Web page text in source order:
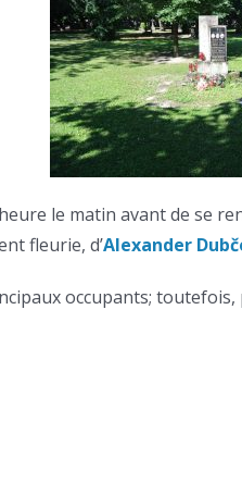
le matin avant de se
fleurie, d’Alexander
occupants;